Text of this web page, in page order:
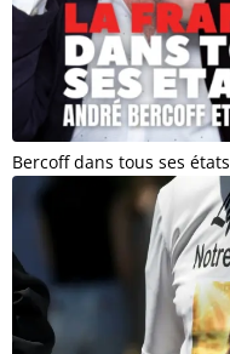
Bercoff dans tous ses états